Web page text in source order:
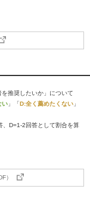
推奨したいか」について
い 」「D:全く薦めたくない 」
D=1-2回答として割合を算
）